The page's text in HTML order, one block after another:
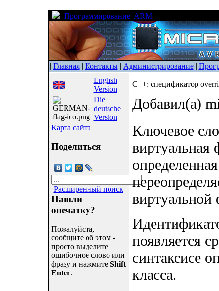
Программирование ARM
| Главная| Контакты| Администрирование|
English
Version
Die
deutsche
Version
Карта сайта
Поделиться
Расширенный поиск
Нашли
опечатку?
Пожалуйста,
сообщите об этом -
просто выделите
ошибочное слово или
фразу и нажмите Shift
Enter.
C++: спецификатор
Добавил(а)
Ключевое
виртуальная
виртуальной
появляется
синтаксисе
класса.